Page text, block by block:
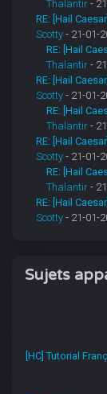
Thalantir -
RE: [Hail
Scotty - 21-01-
RE: [Hail
Thalantir -
RE: [Hail
Scotty - 21-01-
RE: [Hail
Thalantir -
RE: [Hail
Scotty - 21-01-
RE: [Hail
Thalantir -
RE: [Hail
Scotty - 21-01-
Sujets
[HC] Tutorial